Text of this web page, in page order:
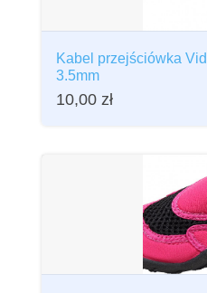
Kabel przejściówka
3.5mm
10,00 zł